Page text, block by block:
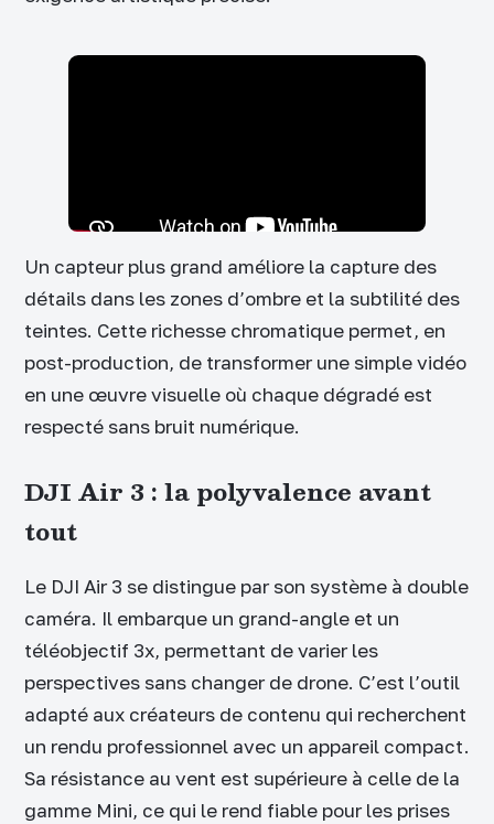
Un capteur plus grand améliore la capture des
détails dans les zones d’ombre et la subtilité des
teintes. Cette richesse chromatique permet, en
post-production, de transformer une simple vidéo
en une œuvre visuelle où chaque dégradé est
respecté sans bruit numérique.
DJI Air 3 : la polyvalence avant
tout
Le DJI Air 3 se distingue par son système à double
caméra. Il embarque un grand-angle et un
téléobjectif 3x, permettant de varier les
perspectives sans changer de drone. C’est l’outil
adapté aux créateurs de contenu qui recherchent
un rendu professionnel avec un appareil compact.
Sa résistance au vent est supérieure à celle de la
gamme Mini, ce qui le rend fiable pour les prises